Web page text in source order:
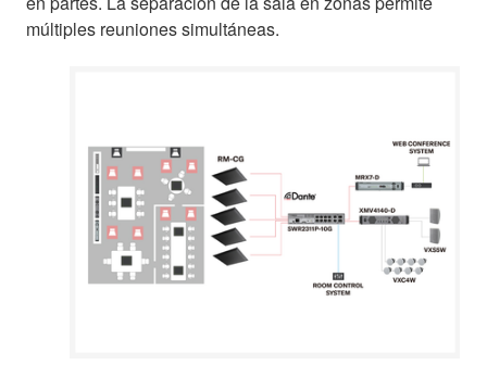
múltiples reuniones simultáneas.